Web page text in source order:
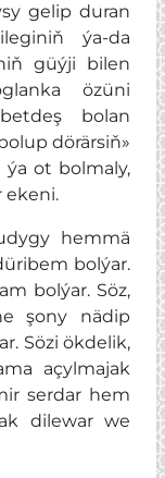
gelip duran
ýa-da
güýji bilen
özüni
bolan
dörärsiň»
ýa ot bolmaly,
ekeni.
hemmä
bolýar.
bolýar. Söz,
şony nädip
Sözi ökdelik,
açylmajak
serdar hem
dilewar we